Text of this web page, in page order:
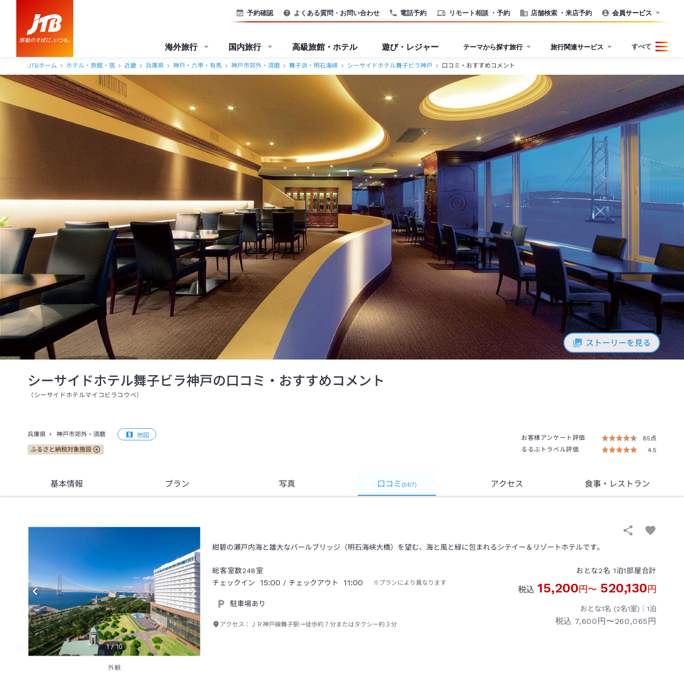
電話予約 リモート相談 ・予約 店舗検索 ・来店予約
予約確認 よくある質問・お問い合わせ 会員サービス
海外旅行 国内旅行 高級旅館・ホテル 遊び・レジャー テーマから探す旅行 旅行関連サービス すべて
JTBホーム ホテル・旅館・宿 近畿 兵庫県 神戸・六甲・有馬 神戸市郊外・須磨 舞子浜・明石海峡 シーサイドホテル舞子ビラ神戸 口コミ・おすすめコメント
ストーリーを見る
シーサイドホテル舞子ビラ神戸の口コミ・おすすめコメント
（ シーサイドホテルマイコビラコウベ）
兵庫県 神戸市郊外・須磨 地図
ふるさと納税対象施設
お客様アンケート評価
85点
るるぶトラベル評価
4.5
基本情報 プラン 写真 口コミ (567) アクセス 食事・レストラン
1 /10
外観
紺碧の瀬戸内海と雄大なパールブリッジ（明石海峡大橋）を望む、海と風と緑に包まれるシテイー＆リゾートホテルです。
総客室数248室
チェックイン
15:00 / チェックアウト 11:00 ※プランにより異なります
駐車場あり
アクセス： ＪＲ神戸線舞子駅→徒歩約７分またはタクシー約３分
おとな2名 1泊1部屋合計
税込 15,200円〜 520,130円
おとな1名 (2名1室)｜ 1泊
税込 7,600円〜260,065円